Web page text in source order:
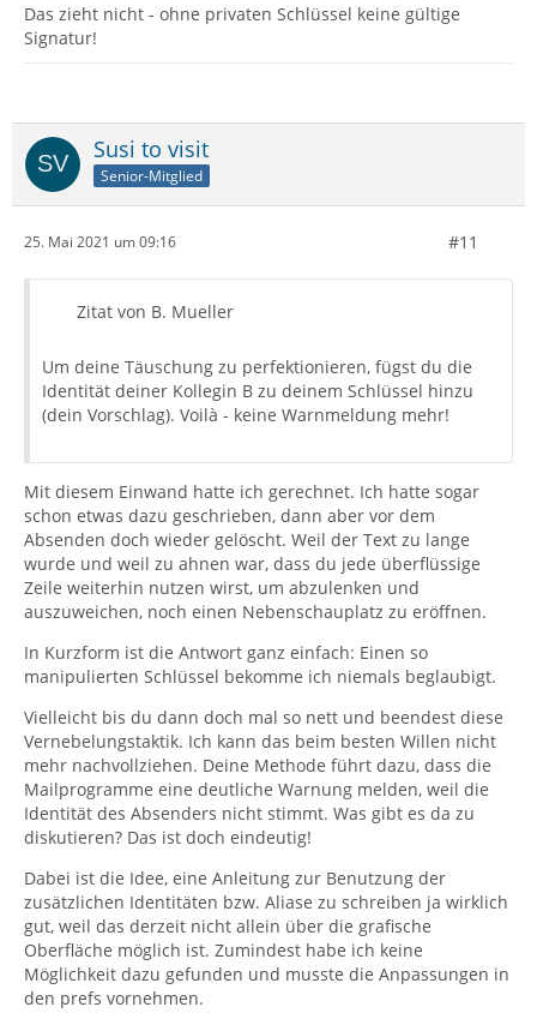
Das zieht nicht - ohne privaten Schlüssel keine gültige
Signatur!
Susi to visit
Senior-Mitglied
25. Mai 2021 um 09:16 #11
Zitat von B. Mueller
Um deine Täuschung zu perfektionieren, fügst du die
Identität deiner Kollegin B zu deinem Schlüssel hinzu
(dein Vorschlag). Voilà - keine Warnmeldung mehr!
Mit diesem Einwand hatte ich gerechnet. Ich hatte sogar
schon etwas dazu geschrieben, dann aber vor dem
Absenden doch wieder gelöscht. Weil der Text zu lange
wurde und weil zu ahnen war, dass du jede überflüssige
Zeile weiterhin nutzen wirst, um abzulenken und
auszuweichen, noch einen Nebenschauplatz zu eröffnen.
In Kurzform ist die Antwort ganz einfach: Einen so
manipulierten Schlüssel bekomme ich niemals beglaubigt.
Vielleicht bis du dann doch mal so nett und beendest diese
Vernebelungstaktik. Ich kann das beim besten Willen nicht
mehr nachvollziehen. Deine Methode führt dazu, dass die
Mailprogramme eine deutliche Warnung melden, weil die
Identität des Absenders nicht stimmt. Was gibt es da zu
diskutieren? Das ist doch eindeutig!
Dabei ist die Idee, eine Anleitung zur Benutzung der
zusätzlichen Identitäten bzw. Aliase zu schreiben ja wirklich
gut, weil das derzeit nicht allein über die grafische
Oberfläche möglich ist. Zumindest habe ich keine
Möglichkeit dazu gefunden und musste die Anpassungen in
den prefs vornehmen.